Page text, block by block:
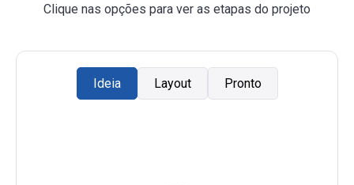
Clique nas opções para ver as etapas do projeto
Ideia Layout Pronto